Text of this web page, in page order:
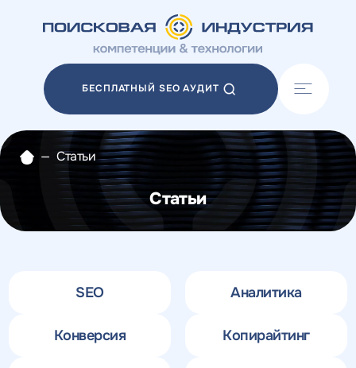
БЕСПЛАТНЫЙ SEO АУДИТ
Акции
Отзывы
Разработка сайтов
Разработка прототипов
Разработка контента
Реклама у блогеров
Веб-аналитика
— Статьи
Статьи
SEO Аналитика
Конверсия Копирайтинг